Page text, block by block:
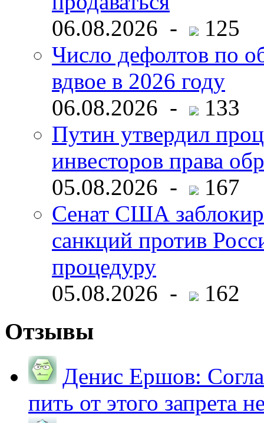
06.08.2026 -
125
Число дефолтов по
вдвое в 2026 году
06.08.2026 -
133
Путин утвердил
инвесторов права
05.08.2026 -
167
Сенат США
санкций против
процедуру
05.08.2026 -
162
Отзывы
Денис Ершов:
пить от этого запрета